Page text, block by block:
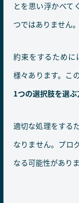
とを思い浮かべて
つではありません。
約束をするために
様々あります。こ
1つの選択肢を選
適切な処理をする
なりません。プロ
なる可能性がありま